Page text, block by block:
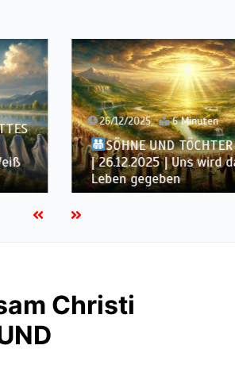
26/12/2025 6 Minuten
SÖHNE UND
| 26.12.2025 | Uns wird
Leben gegeben
Christi